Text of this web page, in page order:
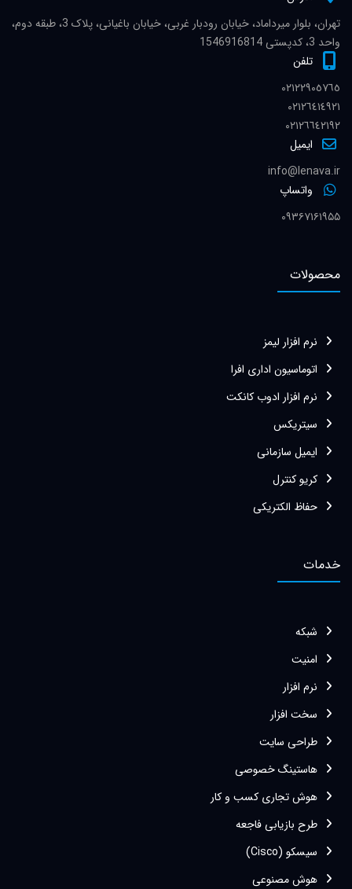
تهران، بلوار میرداماد، خیابان رودبار غربی، خیابان باغیانی، پلاک 3، طبقه دوم،
واحد 3، کدپستی 1546916814
تلفن
٠٢١٢٢٩٠٥٧٦٥
٠٢١٢٦٤١٤٩٢١
٠٢١٢٦٦٤٢١٩٢
ایمیل
info@lenava.ir
واتساپ
۰۹۳۶۷۱۶۱۹۵۵
محصولات
نرم افزار لیمز
اتوماسیون اداری افرا
نرم افزار ادوب کانکت
سیتریکس
ایمیل سازمانی
کریو کنترل
حفاظ الکتریکی
خدمات
شبکه
امنیت
نرم افزار
سخت افزار
طراحی سایت
هاستینگ خصوصی
هوش تجاری کسب و کار
طرح بازیابی فاجعه
سیسکو (Cisco)
هوش مصنوعی